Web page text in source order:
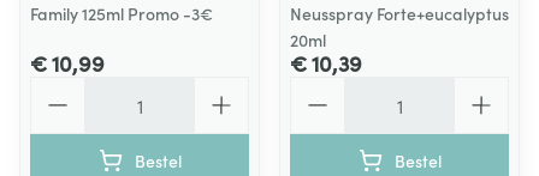
Family 125ml Promo -3€
€ 10,99
Bestel
Neusspray Forte+eucalyptus
20ml
€ 10,39
Bestel